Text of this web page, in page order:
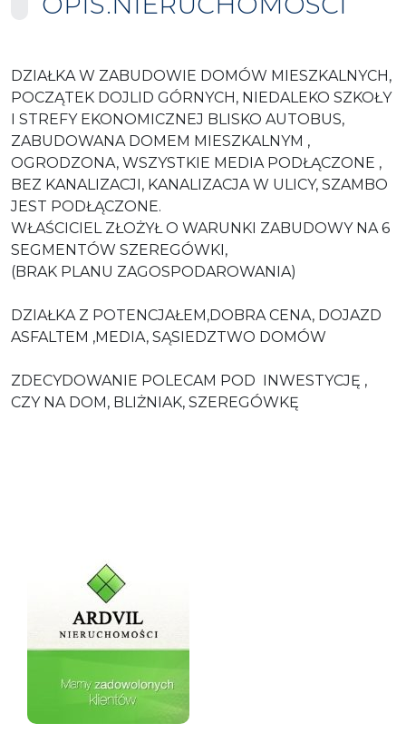
DZIAŁKA W ZABUDOWIE DOMÓW MIESZKALNYCH,
POCZĄTEK DOJLID GÓRNYCH, NIEDALEKO SZKOŁY
I STREFY EKONOMICZNEJ BLISKO AUTOBUS,
ZABUDOWANA DOMEM MIESZKALNYM ,
OGRODZONA, WSZYSTKIE MEDIA PODŁĄCZONE ,
BEZ KANALIZACJI, KANALIZACJA W ULICY, SZAMBO
JEST PODŁĄCZONE.
WŁAŚCICIEL ZŁOŻYŁ O WARUNKI ZABUDOWY NA 6
SEGMENTÓW SZEREGÓWKI,
(BRAK PLANU ZAGOSPODAROWANIA)
DZIAŁKA Z POTENCJAŁEM,DOBRA CENA, DOJAZD
ASFALTEM ,MEDIA, SĄSIEDZTWO DOMÓW
ZDECYDOWANIE POLECAM POD INWESTYCJĘ ,
CZY NA DOM, BLIŻNIAK, SZEREGÓWKĘ